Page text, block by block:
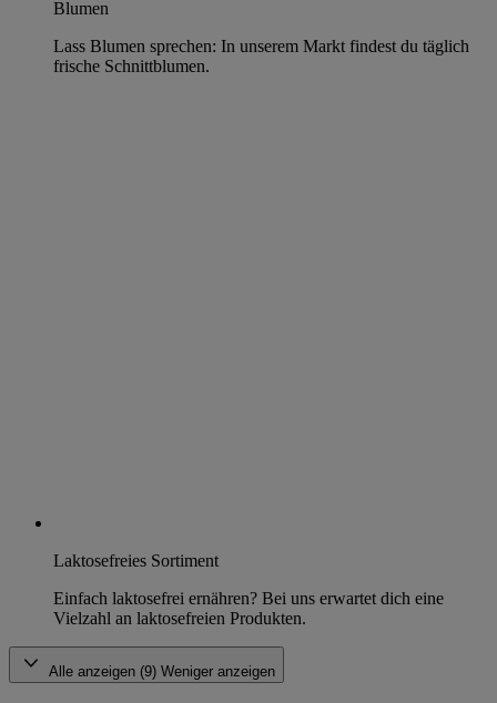
Blumen
Lass Blumen sprechen: In unserem Markt findest du täglich
frische Schnittblumen.
Laktosefreies Sortiment
Einfach laktosefrei ernähren? Bei uns erwartet dich eine
Vielzahl an laktosefreien Produkten.
Alle anzeigen (9) Weniger anzeigen